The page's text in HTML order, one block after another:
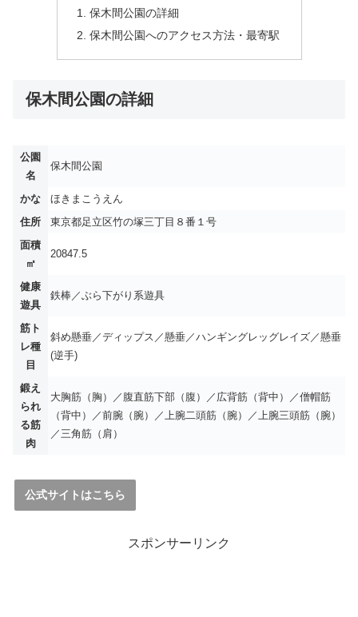
保木間公園の詳細
保木間公園へのアクセス方法・最寄駅
保木間公園の詳細
公園
名
保木間公園
かな
ほきまこうえん
住所
東京都足立区竹の塚三丁目８番１号
面積
㎡
20847.5
健康
遊具
鉄棒／ぶら下がり系遊具
筋ト
レ種
目
斜め懸垂／ディップス／懸垂／ハンギングレッグレイズ／懸垂
(逆手)
鍛え
られ
る筋
肉
大胸筋（胸）／腹直筋下部（腹）／広背筋（背中）／僧帽筋
（背中）／前腕（腕）／上腕二頭筋（腕）／上腕三頭筋（腕）
／三角筋（肩）
公式サイトはこちら
スポンサーリンク